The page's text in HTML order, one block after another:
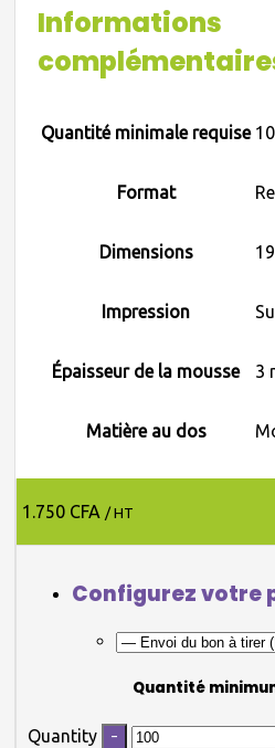
Informations
Quantité minimale requise
Format
Dimensions
Impression
Épaisseur de la mousse 3
Matière au dos
1.750 CFA / HT
Configurez votre
Quantité
Quantity